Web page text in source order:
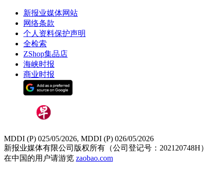
新报业媒体网站
网络条款
个人资料保护声明
全检索
ZShop集品店
海峡时报
商业时报
MDDI (P) 025/05/2026, MDDI (P) 026/05/2026
新报业媒体有限公司版权所有（公司登记号：202120748H）
在中国的用户请游览 zaobao.com